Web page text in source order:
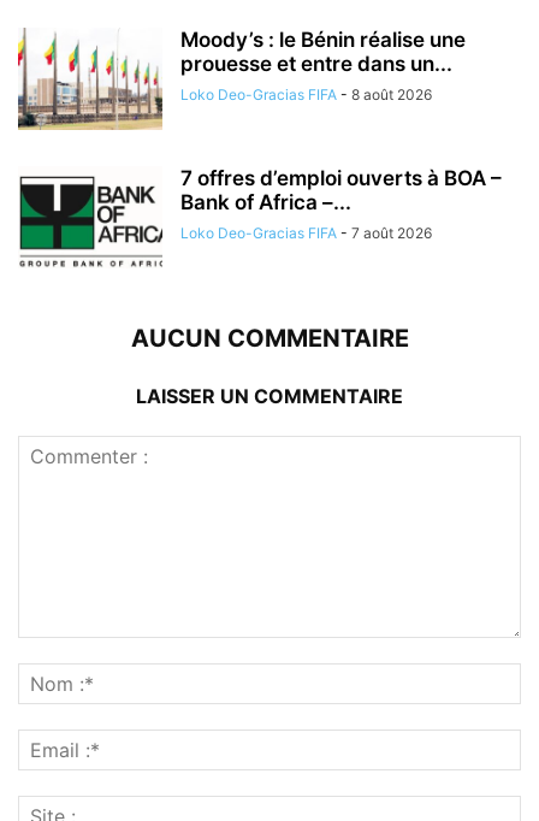
Moody’s : le Bénin réalise une
prouesse et entre dans un...
Loko Deo-Gracias FIFA - 8 août 2026
7 offres d’emploi ouverts à BOA –
Bank of Africa –...
Loko Deo-Gracias FIFA - 7 août 2026
AUCUN COMMENTAIRE
LAISSER UN COMMENTAIRE